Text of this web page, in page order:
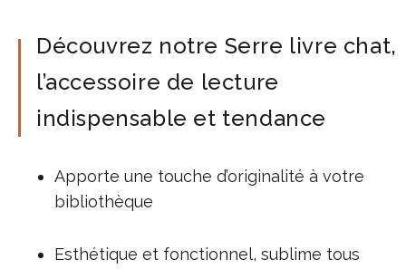
Découvrez notre Serre livre chat,
l’accessoire de lecture
indispensable et tendance
Apporte une touche d’originalité à votre
bibliothèque
Esthétique et fonctionnel, sublime tous